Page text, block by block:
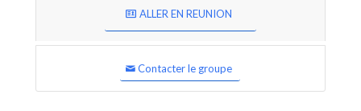
ALLER EN REUNION
Contacter le groupe